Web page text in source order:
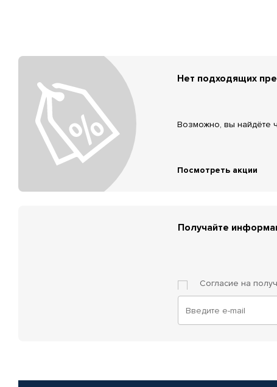
Нет подходящих
Возможно, вы найдёте
Посмотреть акции
Получайте
Согласие на